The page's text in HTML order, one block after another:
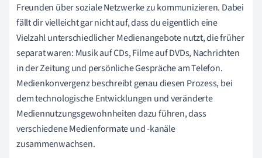
Freunden über soziale Netzwerke zu kommunizieren. Dabei
fällt dir vielleicht gar nicht auf, dass du eigentlich eine
Vielzahl unterschiedlicher Medienangebote nutzt, die früher
separat waren: Musik auf CDs, Filme auf DVDs, Nachrichten
in der Zeitung und persönliche Gespräche am Telefon.
Medienkonvergenz beschreibt genau diesen Prozess, bei
dem technologische Entwicklungen und veränderte
Mediennutzungsgewohnheiten dazu führen, dass
verschiedene Medienformate und -kanäle
zusammenwachsen.